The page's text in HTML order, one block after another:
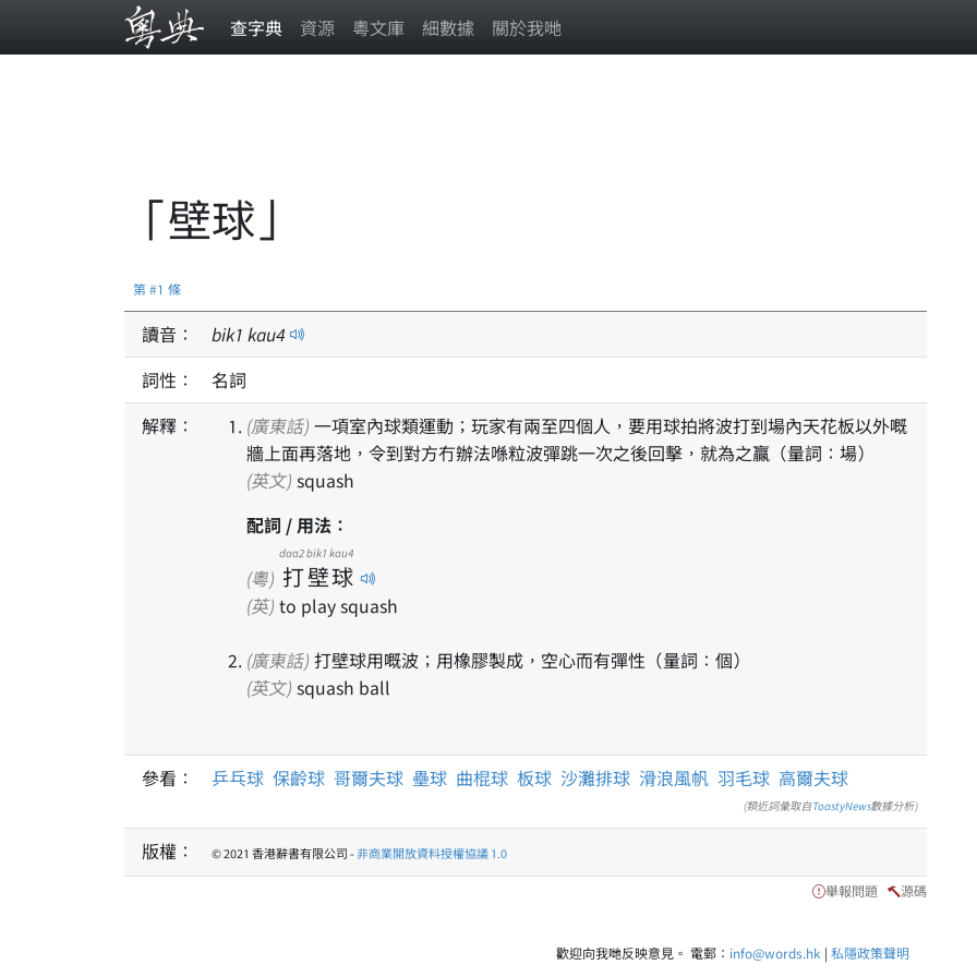
查字典 資源 粵文庫 細數據 關於我哋
「壁球」
第 #1 條
讀音： bik1 kau4
詞性：
名詞
解釋：
(廣東話)
牆上面再落地，令到對方冇辦法喺粒波彈跳一次之後回擊，就為之贏（量詞：場）
(英文) squash
配詞 / 用法：
(粵) 打
daa2
壁
bik1
球
kau4
(英) to play squash
(廣東話) 打壁球用嘅波；用橡膠製成，空心而有彈性（量詞：個）
(英文) squash ball
參看： 乒乓球 保齡球 哥爾夫球 壘球 曲棍球 板球 沙灘排球 滑浪風帆 羽毛球 高爾夫球
(類近詞彙取自ToastyNews數據分析)
版權： © 2021 香港辭書有限公司 -非商業開放資料授權協議 1.0
舉報問題 源碼
歡迎向我哋反映意見。 電郵： info@words.hk | 私隱政策聲明